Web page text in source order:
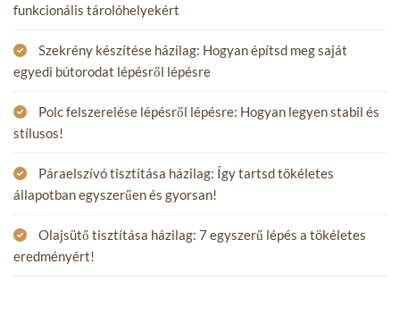
funkcionális tárolóhelyekért
Szekrény készítése házilag: Hogyan építsd meg saját
egyedi bútorodat lépésről lépésre
Polc felszerelése lépésről lépésre: Hogyan legyen stabil és
stílusos!
Páraelszívó tisztítása házilag: Így tartsd tökéletes
állapotban egyszerűen és gyorsan!
Olajsütő tisztítása házilag: 7 egyszerű lépés a tökéletes
eredményért!